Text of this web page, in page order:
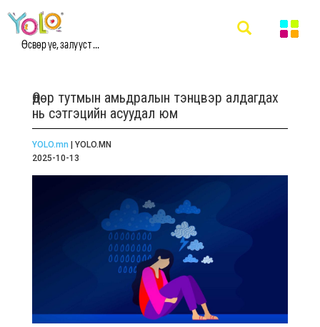
Өсвөр үе, залууст ...
Өдөр тутмын амьдралын тэнцвэр алдагдах
нь сэтгэцийн асуудал юм
YOLO.mn | YOLO.MN
2025-10-13